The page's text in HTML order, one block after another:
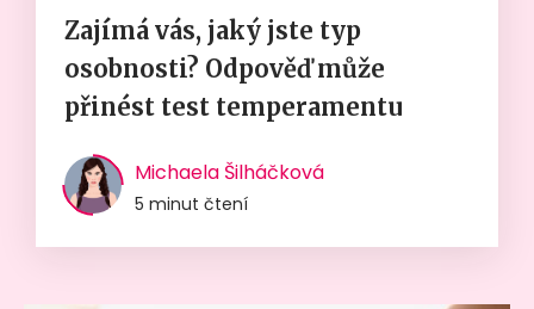
Zajímá vás, jaký jste typ
osobnosti? Odpověď může
přinést test temperamentu
Michaela Šilháčková
5 minut čtení